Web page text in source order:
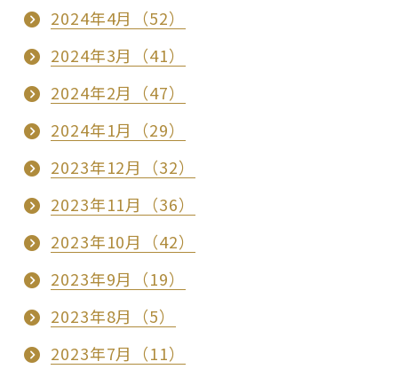
2024年4月（52）
2024年3月（41）
2024年2月（47）
2024年1月（29）
2023年12月（32）
2023年11月（36）
2023年10月（42）
2023年9月（19）
2023年8月（5）
2023年7月（11）